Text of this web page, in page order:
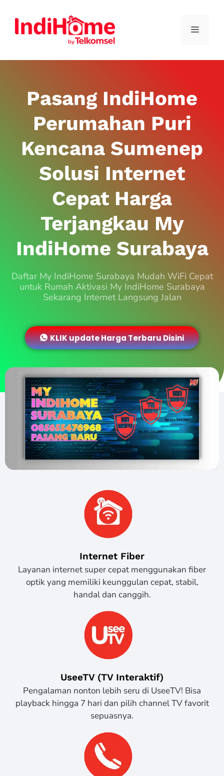
Pasang IndiHome
Perumahan Puri
Kencana Sumenep
Solusi Internet
Cepat Harga
Terjangkau My
IndiHome Surabaya
Daftar My IndiHome Surabaya Mudah WiFi Cepat
untuk Rumah Aktivasi My IndiHome Surabaya
Sekarang Internet Langsung Jalan
KLIK update Harga Terbaru Disini
Internet Fiber
Layanan internet super cepat menggunakan fiber
optik yang memiliki keunggulan cepat, stabil,
handal dan canggih.
UseeTV (TV Interaktif)
Pengalaman nonton lebih seru di UseeTV! Bisa
playback hingga 7 hari dan pilih channel TV favorit
sepuasnya.